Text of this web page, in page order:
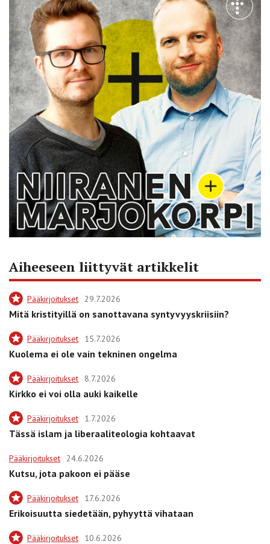
Aiheeseen liittyvät artikkelit
Pääkirjoitukset 29.7.2026
Mitä kristityillä on sanottavana syntyvyyskriisiin?
Pääkirjoitukset 15.7.2026
Kuolema ei ole vain tekninen ongelma
Pääkirjoitukset 8.7.2026
Kirkko ei voi olla auki kaikelle
Pääkirjoitukset 1.7.2026
Tässä islam ja liberaaliteologia kohtaavat
Pääkirjoitukset 24.6.2026
Kutsu, jota pakoon ei pääse
Pääkirjoitukset 17.6.2026
Erikoisuutta siedetään, pyhyyttä vihataan
Pääkirjoitukset 10.6.2026